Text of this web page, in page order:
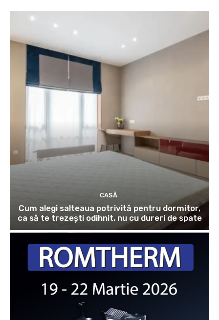
CASĂ
Cum alegi salteaua potrivită pentru dormitor,
ca să te trezești odihnit, nu cu dureri de spate